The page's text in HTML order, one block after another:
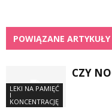
POWIĄZANE ARTYKUŁY
LEKI NA PAMIĘĆ
I
KONCENTRACJĘ
CZY